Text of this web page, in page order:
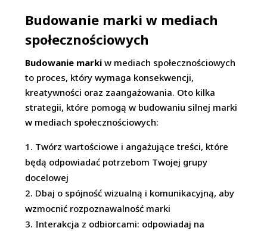
Budowanie marki w mediach
społecznościowych
Budowanie marki w mediach społecznościowych
to proces, który wymaga konsekwencji,
kreatywności oraz zaangażowania. Oto kilka
strategii, które pomogą w budowaniu silnej marki
w mediach społecznościowych:
Twórz wartościowe i angażujące treści, które
będą odpowiadać potrzebom Twojej grupy
docelowej
Dbaj o spójność wizualną i komunikacyjną, aby
wzmocnić rozpoznawalność marki
Interakcja z odbiorcami: odpowiadaj na